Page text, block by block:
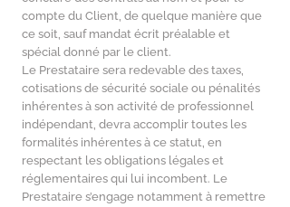
compte du Client, de quelque manière que
ce soit, sauf mandat écrit préalable et
spécial donné par le client.
Le Prestataire sera redevable des taxes,
cotisations de sécurité sociale ou pénalités
inhérentes à son activité de professionnel
indépendant, devra accomplir toutes les
formalités inhérentes à ce statut, en
respectant les obligations légales et
réglementaires qui lui incombent. Le
Prestataire s’engage notamment à remettre